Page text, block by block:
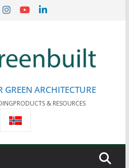
GREEN ARCHITECTURE
& RESOURCES